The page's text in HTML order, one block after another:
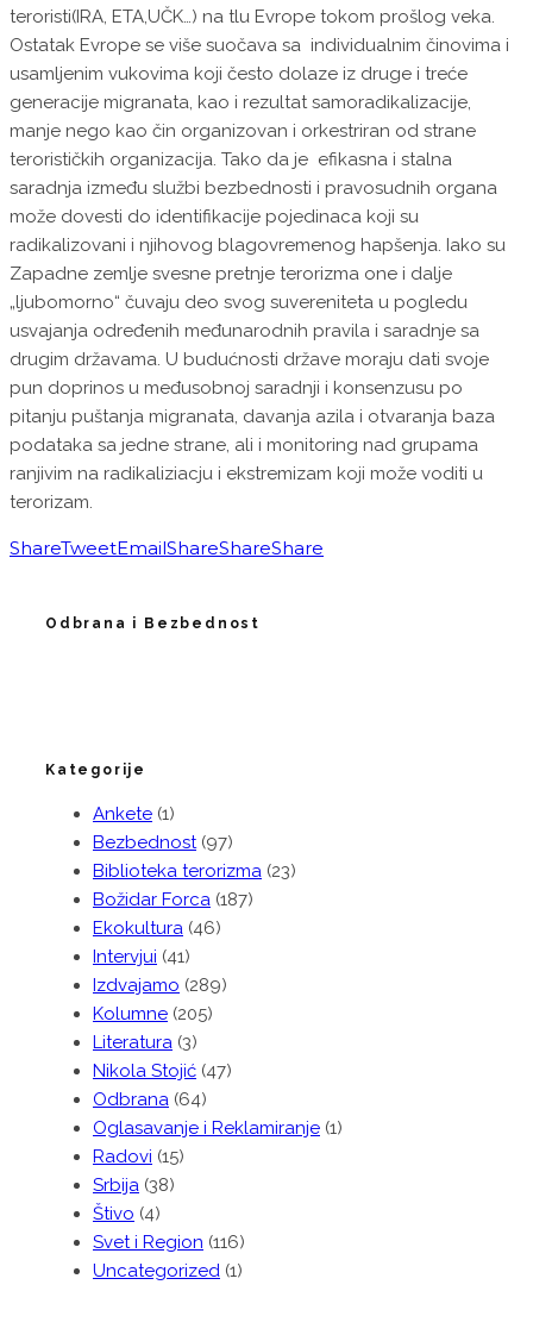
teroristi(IRA, ETA,UČK…) na tlu Evrope tokom prošlog veka.
Ostatak Evrope se više suočava sa individualnim činovima i
usamljenim vukovima koji često dolaze iz druge i treće
generacije migranata, kao i rezultat samoradikalizacije,
manje nego kao čin organizovan i orkestriran od strane
terorističkih organizacija. Tako da je efikasna i stalna
saradnja između službi bezbednosti i pravosudnih organa
može dovesti do identifikacije pojedinaca koji su
radikalizovani i njihovog blagovremenog hapšenja. Iako su
Zapadne zemlje svesne pretnje terorizma one i dalje
„ljubomorno“ čuvaju deo svog suvereniteta u pogledu
usvajanja određenih međunarodnih pravila i saradnje sa
drugim državama. U budućnosti države moraju dati svoje
pun doprinos u međusobnoj saradnji i konsenzusu po
pitanju puštanja migranata, davanja azila i otvaranja baza
podataka sa jedne strane, ali i monitoring nad grupama
ranjivim na radikaliziacju i ekstremizam koji može voditi u
terorizam.
ShareTweetEmailShareShareShare
Odbrana i Bezbednost
Kategorije
Ankete (1)
Bezbednost(97)
Biblioteka terorizma (23)
Božidar Forca (187)
Ekokultura (46)
Intervjui (41)
Izdvajamo (289)
Kolumne (205)
Literatura (3)
Nikola Stojić (47)
Odbrana (64)
Oglasavanje i Reklamiranje (1)
Radovi (15)
Srbija (38)
Štivo (4)
Svet i Region (116)
Uncategorized (1)